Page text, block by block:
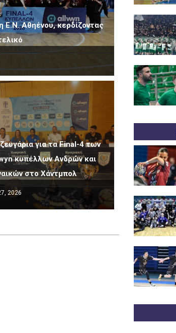
Ε.Ν. Αθηένου, κερδίζοντας
για τα Final-4 των
κυπέλλων Ανδρών και
στο Χάντμπολ
2026